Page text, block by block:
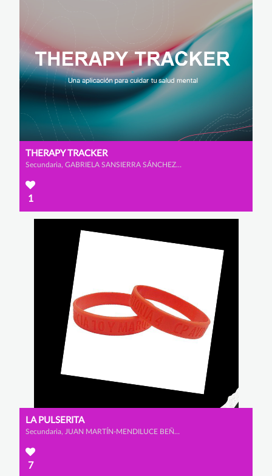
THERAPY TRACKER
Secundaria, GABRIELA SANSIERRA SÁNCHEZ-GÓMEZ y LUCÍA CARAMES FAWCUS
1
LA PULSERITA
Secundaria, JUAN MARTÍN-MENDILUCE BEÑARÁN, LUIS RODRÍGUEZ DOPICO y ALEJANDRO PATÓN ALBARRACÍN
7